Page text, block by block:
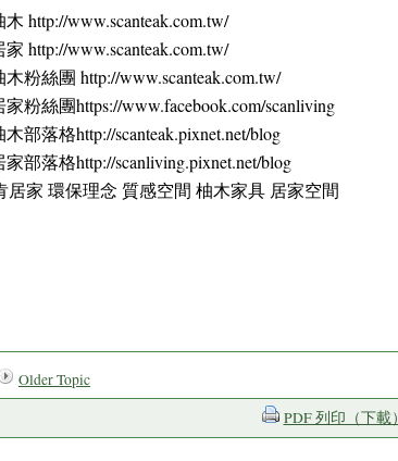
www.scanteak.com.tw/
www.scanteak.com.tw/
絲團 http://www.scanteak.com.tw/
團https://www.facebook.com/scanliving
格http://scanteak.pixnet.net/blog
落格http://scanliving.pixnet.net/blog
居家 環保理念 質感空間 柚木家具 居家空間
Older Topic
PDF 列印（下載）